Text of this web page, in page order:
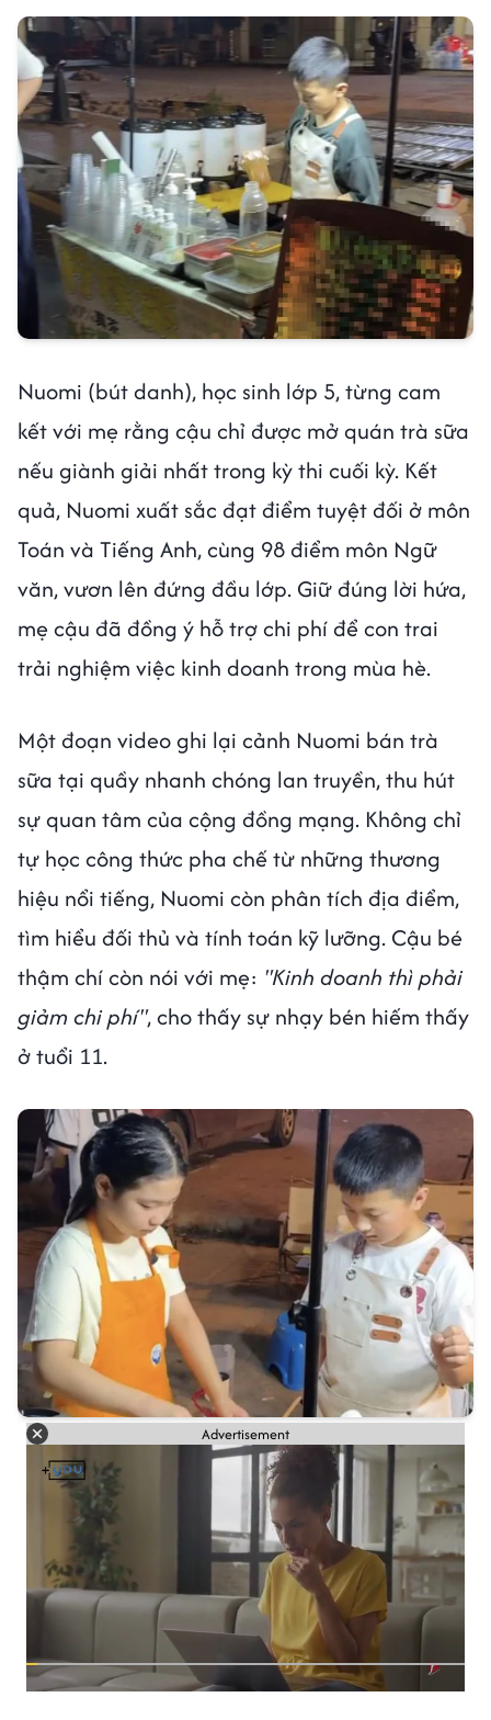
Nuomi (bút danh), học sinh lớp 5, từng cam
kết với mẹ rằng cậu chỉ được mở quán trà sữa
nếu giành giải nhất trong kỳ thi cuối kỳ. Kết
quả, Nuomi xuất sắc đạt điểm tuyệt đối ở môn
Toán và Tiếng Anh, cùng 98 điểm môn Ngữ
văn, vươn lên đứng đầu lớp. Giữ đúng lời hứa,
mẹ cậu đã đồng ý hỗ trợ chi phí để con trai
trải nghiệm việc kinh doanh trong mùa hè.
Một đoạn video ghi lại cảnh Nuomi bán trà
sữa tại quầy nhanh chóng lan truyền, thu hút
sự quan tâm của cộng đồng mạng. Không chỉ
tự học công thức pha chế từ những thương
hiệu nổi tiếng, Nuomi còn phân tích địa điểm,
tìm hiểu đối thủ và tính toán kỹ lưỡng. Cậu bé
thậm chí còn nói với mẹ: "Kinh doanh thì phải
giảm chi phí", cho thấy sự nhạy bén hiếm thấy
ở tuổi 11.
Advertisement